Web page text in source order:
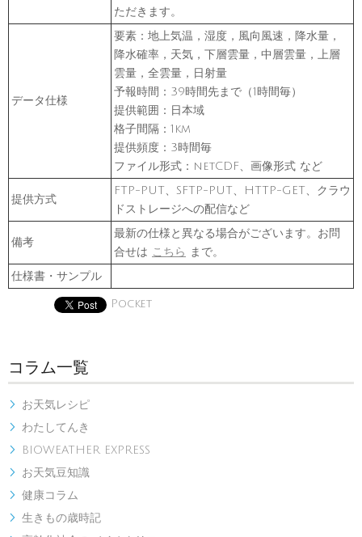
ただきます。
データ仕様
要素：地上気温，湿度，風向風速，降水量，
降水確率，天気，下層雲量，中層雲量，上層
雲量，全雲量，日射量
予報時間：39時間先まで（1時間毎）
提供範囲：日本域
格子間隔：1km
提供頻度：3時間毎
ファイル形式：netCDF、画像形式 など
提供方式
FTP-PUT、SFTP-PUT、HTTP-GET、クラウ
ドストレージへの配信など
備考
最新の仕様と異なる場合がございます。お問
合せは こちら
まで。
仕様書・サンプル
Pocket
コラム一覧
 お天気レシピ
 わたしてんき
 BIOWEATHER EXPRESS
 お天気豆知識
 健康コラム
 生きもの歳時記